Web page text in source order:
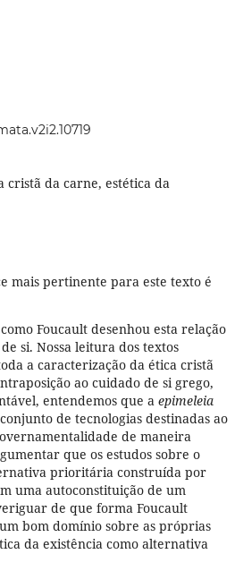
cristã da carne, estética da
mais pertinente para este texto é
Foucault desenhou esta relação
si. Nossa leitura dos textos
a caracterização da ética cristã
ao cuidado de si grego,
entendemos que a epimeleia
de tecnologias destinadas ao
de maneira
que os estudos sobre o
prioritária construída por
uma autoconstituição de um
de que forma Foucault
bom domínio sobre as próprias
da existência como alternativa